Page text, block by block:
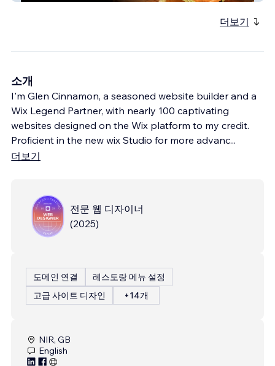
더보기
소개
I'm Glen Cinnamon, a seasoned website builder and a
Wix Legend Partner, with nearly 100 captivating
websites designed on the Wix platform to my credit.
Proficient in the new wix Studio for more advanc...
더보기
전문 웹 디자이너
(2025)
도메인 연결
레스토랑 메뉴 설정
고급 사이트 디자인
+14개
NIR, GB
English